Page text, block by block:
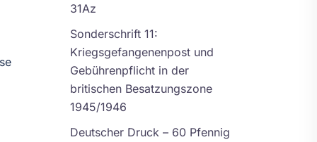
31Az
Sonderschrift 11:
Kriegsgefangenenpost und
Gebührenpflicht in der
britischen Besatzungszone
1945/1946
Deutscher Druck – 60 Pfennig